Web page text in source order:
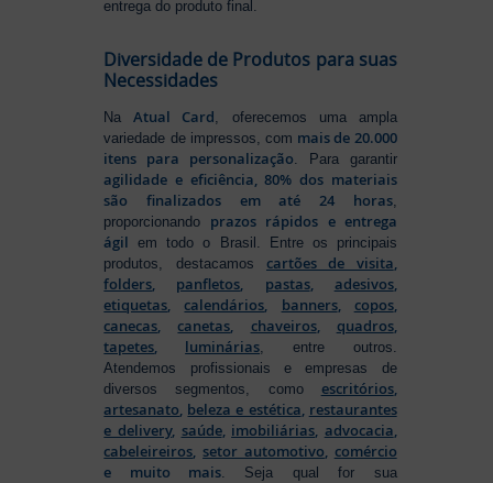
entrega do produto final.
Diversidade de Produtos para suas
Necessidades
NaAtual Card , oferecemos uma ampla
variedade de impressos, com mais de 20.000
itens para personalização . Para garantir
agilidade e eficiência, 80% dos materiais
são finalizados em até 24 horas,
proporcionando prazos rápidos e entrega
ágil em todo o Brasil. Entre os principais
produtos, destacamos cartões de visita,
folders, panfletos, pastas, adesivos,
etiquetas,calendários, banners, copos,
canecas,canetas, chaveiros, quadros,
tapetes, luminárias , entre outros.
Atendemos profissionais e empresas de
diversos segmentos, como escritórios,
artesanato, beleza e estética, restaurantes
e delivery, saúde, imobiliárias, advocacia,
cabeleireiros, setor automotivo, comércio
e muito mais . Seja qual for sua